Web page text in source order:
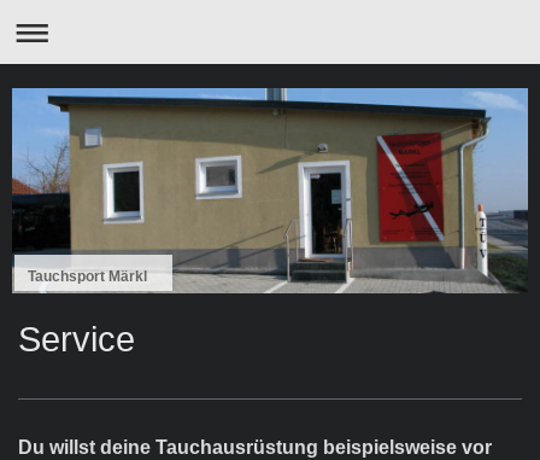
Tauchsport Märkl
Service
Du willst deine Tauchausrüstung beispielsweise vor